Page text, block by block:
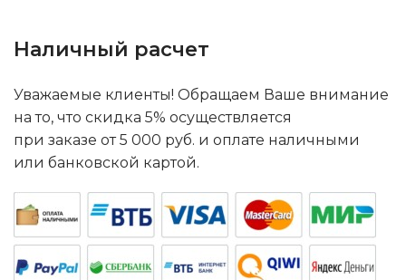
Наличный расчет
Уважаемые клиенты! Обращаем Ваше внимание
на то, что скидка 5% осуществляется
при заказе от 5 000 руб. и оплате наличными
или банковской картой.